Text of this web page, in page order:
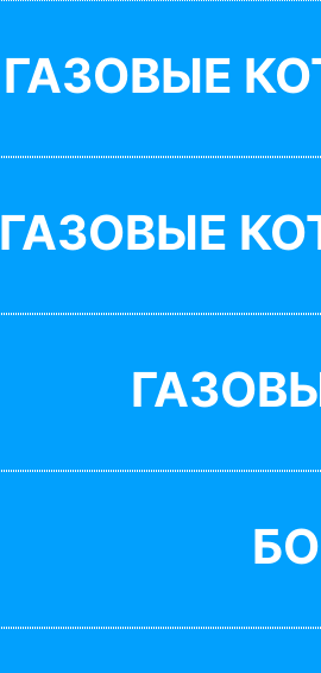
ГАЗОВЫЕ
ГАЗОВЫЕ